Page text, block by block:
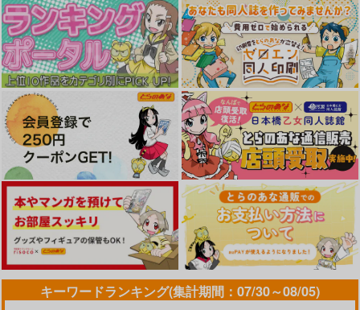
キーワードランキング(集計期間：07/30～08/05)